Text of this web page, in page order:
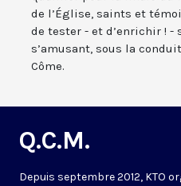
de l’Église, saints et
de tester - et d’enrichir ! -
s’amusant, sous la
Côme.
Q.C.M.
Depuis septembre 2012, KTO